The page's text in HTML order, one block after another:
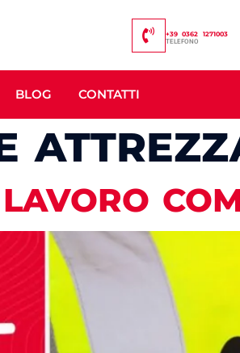
+39 0362 1271003
TELEFONO
BLOG CONTATTI